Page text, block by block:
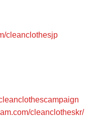
cleanclothesjp
cleanclotheskr/